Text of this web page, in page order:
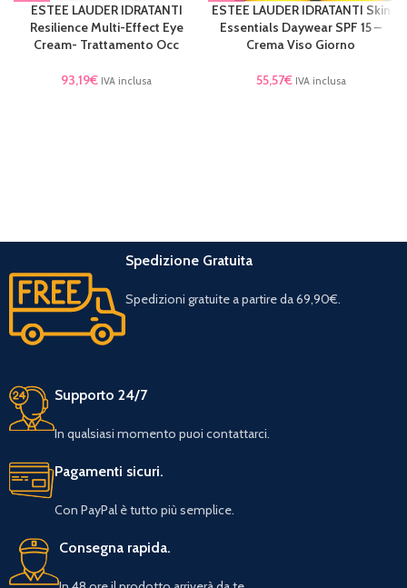
ESTEE LAUDER IDRATANTI
Resilience Multi-Effect Eye
Cream- Trattamento Occ
93,19€ IVA inclusa
ESTEE LAUDER IDRATANTI Skin
Essentials Daywear SPF 15 –
Crema Viso Giorno
55,57€ IVA inclusa
Spedizione Gratuita
Spedizioni gratuite a partire da 69,90€.
Supporto 24/7
In qualsiasi momento puoi contattarci.
Pagamenti sicuri.
Con PayPal è tutto più semplice.
Consegna rapida.